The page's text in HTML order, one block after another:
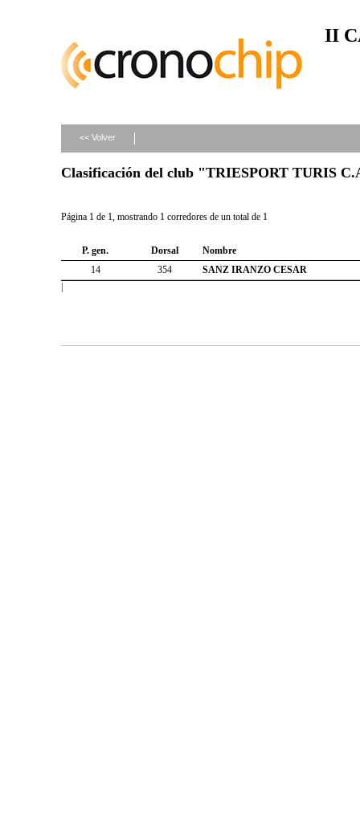
II
<< Volver
Clasificación del club "TRIESPORT TURIS
Página 1 de 1, mostrando 1 corredores de un total de 1
P. gen. Dorsal
Nombre
14
354
SANZ IRANZO CESAR
|